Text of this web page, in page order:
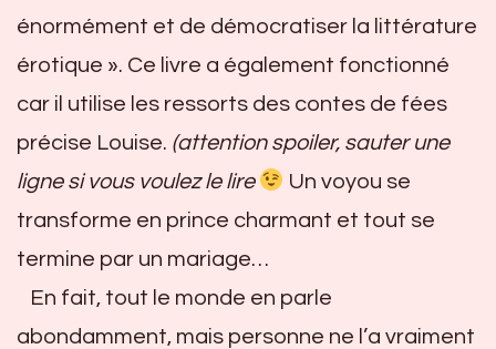
énormément et de démocratiser la littérature
érotique ». Ce livre a également fonctionné
car il utilise les ressorts des contes de fées
précise Louise. (attention spoiler, sauter une
ligne si vous voulez le lire
Un voyou se
transforme en prince charmant et tout se
termine par un mariage…
En fait, tout le monde en parle
abondamment, mais personne ne l’a vraiment